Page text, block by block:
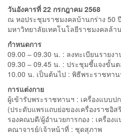
วันอังคารที่ 22 กรกฎาคม 2568
ณ หอประชุมราชมงคลบ้านกร่าง 50 ปี
มหาวิทยาลัยเทคโนโลยีราชมงคลล้
กำหนดการ
09.00 – 09.30 น. : ลงทะเบียนรายง
09.30 – 09.45 น. : ประชุมชี้แจงขั้น
10.00 น. เป็นต้นไป : พิธีพระราชทาน
การแต่งกาย
ผู้เข้ารับพระราชทานฯ : เครื่องแบบ
(ประดับแพรแถบย่อของเครื่องราชอิ
รองคณบดี/ผู้อำนวยการกอง : เครื่อง
คณาจารย์/เจ้าหน้าที่ : ชุดสุภาพ